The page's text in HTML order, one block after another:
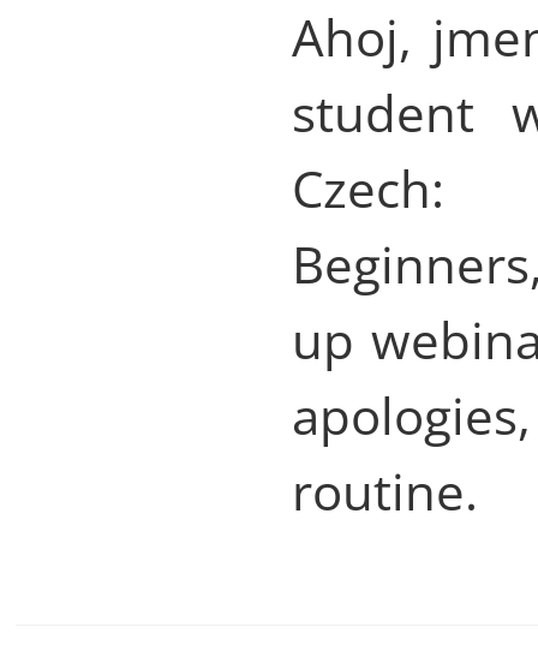
Ahoj,
student
Czech:
up
routine.